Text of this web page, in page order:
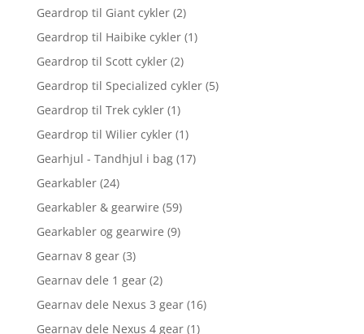
Geardrop til Giant cykler (2)
Geardrop til Haibike cykler (1)
Geardrop til Scott cykler (2)
Geardrop til Specialized cykler (5)
Geardrop til Trek cykler (1)
Geardrop til Wilier cykler (1)
Gearhjul - Tandhjul i bag (17)
Gearkabler (24)
Gearkabler & gearwire (59)
Gearkabler og gearwire (9)
Gearnav 8 gear (3)
Gearnav dele 1 gear (2)
Gearnav dele Nexus 3 gear (16)
Gearnav dele Nexus 4 gear (1)